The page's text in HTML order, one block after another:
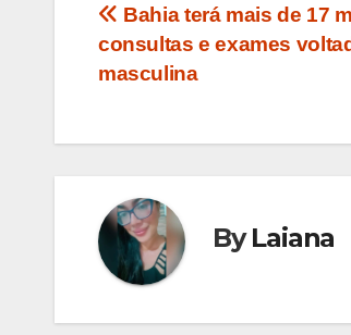
Navegação
de
Bahia terá mais de 17
consultas e exames
masculina
ByLaiana